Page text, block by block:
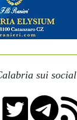
sui social